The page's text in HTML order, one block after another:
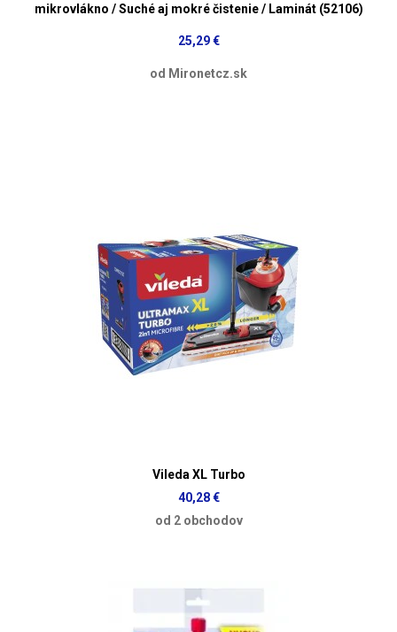
mikrovlákno / Suché aj mokré čistenie / Laminát (52106)
25,29 €
od Mironetcz.sk
Vileda XL Turbo
40,28 €
od 2 obchodov